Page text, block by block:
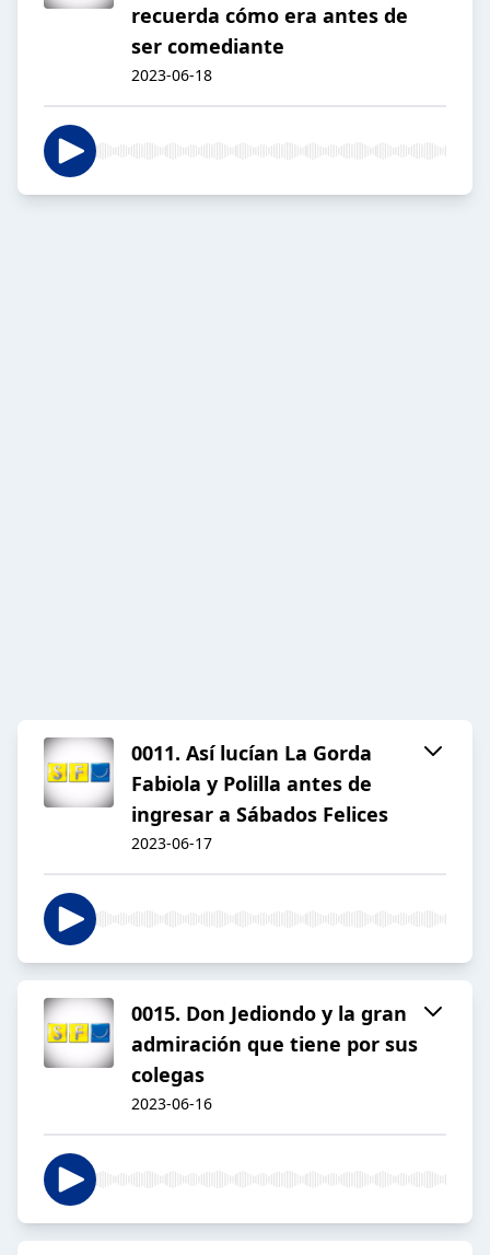
recuerda cómo era antes de
ser comediante
2023-06-18
0011. Así lucían La Gorda
Fabiola y Polilla antes de
ingresar a Sábados Felices
2023-06-17
0015. Don Jediondo y la gran
admiración que tiene por sus
colegas
2023-06-16